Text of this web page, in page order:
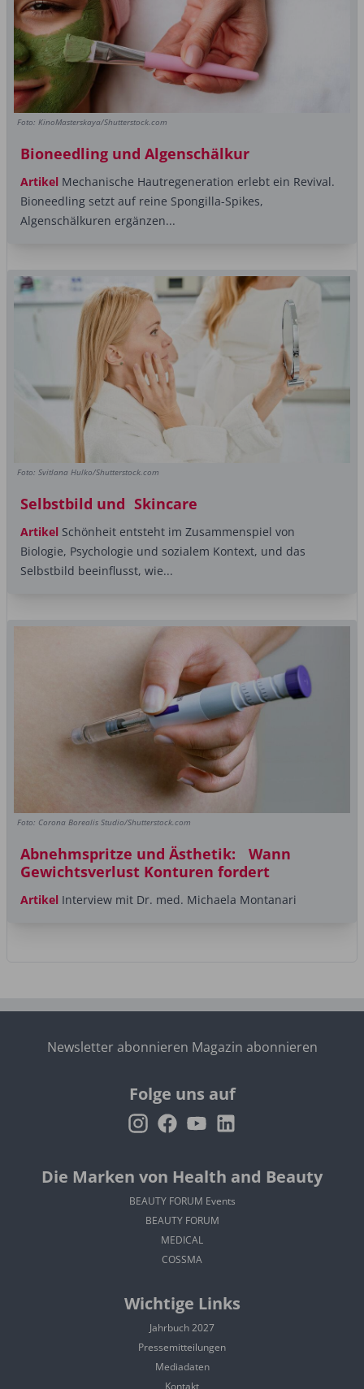
Foto: KinoMasterskaya/Shutterstock.com
Bioneedling und Algenschälkur
Artikel Mechanische Hautregeneration erlebt ein Revival.
Bioneedling setzt auf reine Spongilla-Spikes,
Algenschälkuren ergänzen...
Foto: Svitlana Hulko/Shutterstock.com
Selbstbild und Skincare
Artikel Schönheit entsteht im Zusammenspiel von
Biologie, Psychologie und sozialem ­Kontext, und das
Selbstbild beeinflusst, wie...
Foto: Corona Borealis Studio/Shutterstock.com
Abnehmspritze und Ästhetik: Wann
Gewichtsverlust Konturen fordert
Artikel Interview mit Dr. med. Michaela Montanari
Newsletter abonnieren Magazin abonnieren
Folge uns auf
Die Marken von Health and Beauty
BEAUTY FORUM Events
BEAUTY FORUM
MEDICAL
COSSMA
Wichtige Links
Jahrbuch 2027
Pressemitteilungen
Mediadaten
Kontakt